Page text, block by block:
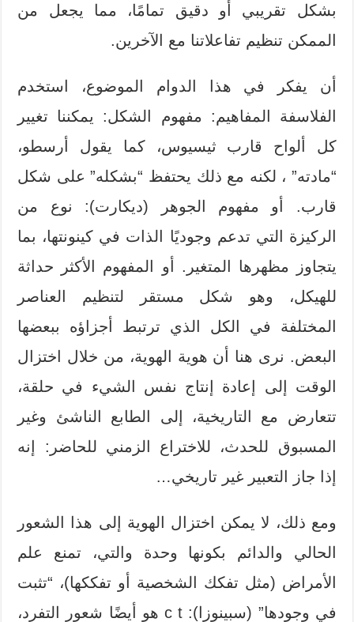
بشكل تقريبي أو دقيق تمامًا، مما يجعل من
الممكن تنظيم تفاعلاتنا مع الآخرين.
أن يفكر في هذا الدوام الموضوع، استخدم
الفلاسفة المفاهيم: مفهوم الشكل: يمكننا تغيير
كل ألواح قارب ثيسيوس، كما يقول أرسطو،
“مادته” ، لكنه مع ذلك يحتفظ “بشكله” على شكل
قارب. أو مفهوم الجوهر (ديكارت): نوع من
الركيزة التي تدعم وجوديًا الذات في كينونتها، بما
يتجاوز مظهرها المتغير. أو المفهوم الأكثر حداثة
للهيكل، وهو شكل مستقر لتنظيم العناصر
المختلفة في الكل الذي ترتبط أجزاؤه ببعضها
البعض. نرى هنا أن هوية الهوية، من خلال اختزال
الوقت إلى إعادة إنتاج نفس الشيء في حلقة،
تتعارض مع التاريخية، إلى الطابع الناشئ وغير
المسبوق للحدث، للاختراع الزمني للحاضر: إنه
إذا جاز التعبير غير تاريخي…
ومع ذلك، لا يمكن اختزال الهوية إلى هذا الشعور
الحالي والدائم بكونها وحدة والتي، تمنع علم
الأمراض (مثل تفكك الشخصية أو تفككها)، “تثبت
في وجودها” (سبينوزا): c t هو أيضًا شعور التفرد،